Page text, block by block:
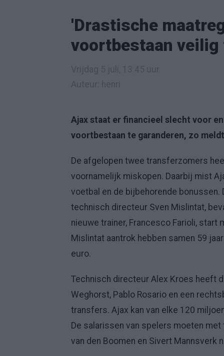
'Drastische
voortbestaan veilig
Ajax staat er financieel slecht voor
voortbestaan te garanderen, zo meldt
De afgelopen twee transferzomers
voornamelijk miskopen. Daarbij mist
voetbal en de bijbehorende
technisch directeur Sven Mislintat,
nieuwe trainer, Francesco Farioli,
Mislintat aantrok hebben samen 59
euro.
Technisch directeur Alex Kroes heeft
Weghorst, Pablo Rosario en een
transfers. Ajax kan van elke 120
De salarissen van spelers moeten met
van den Boomen en Sivert Mannsverk